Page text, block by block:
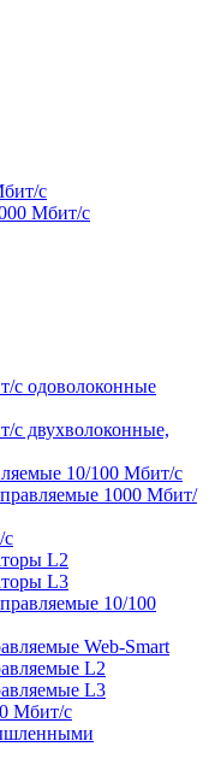
с
Мбит/с
c одоволоконные
двухволоконные,
10/100 Мбит/с
1000 Мбит/
c
L2
L3
10/100
Web-Smart
L2
L3
Мбит/с